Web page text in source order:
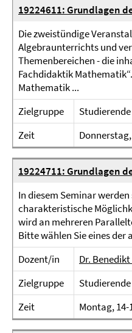
19224611: Grundlagen
Die zweistündige
Algebraunterrichts und
Themenbereichen - die
Fachdidaktik
Mathematik ...
Zielgruppe
Zeit
19224711: Grundlagen
In diesem Seminar
charakteristische
wird an mehreren
Bitte wählen Sie eines der
Dozent/in
Dr.
Zielgruppe
Zeit
Montag, 14-